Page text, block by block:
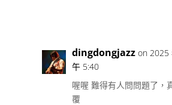
dingdongjazz on 2025
午 5:40
喔喔 難得有人問問題了，
覆